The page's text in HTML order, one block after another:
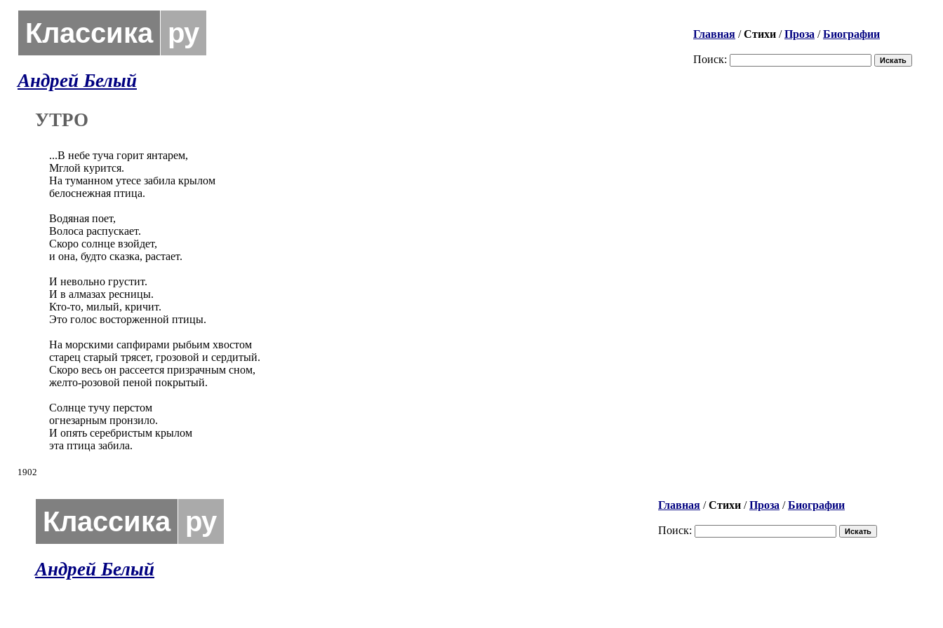
Главная /Стихи /Проза /Биографии
Поиск:
Классика ру
Андрей Белый
УТРО
...В небе туча горит янтарем,
Мглой курится.
На туманном утесе забила крылом
белоснежная птица.
Водяная поет,
Волоса распускает.
Скоро солнце взойдет,
и она, будто сказка, растает.
И невольно грустит.
И в алмазах ресницы.
Кто-то, милый, кричит.
Это голос восторженной птицы.
На морскими сапфирами рыбьим хвостом
старец старый трясет, грозовой и сердитый.
Скоро весь он рассеется призрачным сном,
желто-розовой пеной покрытый.
Солнце тучу перстом
огнезарным пронзило.
И опять серебристым крылом
эта птица забила.
1902
Главная /Стихи /Проза /Биографии
Поиск:
Классика ру
Андрей Белый